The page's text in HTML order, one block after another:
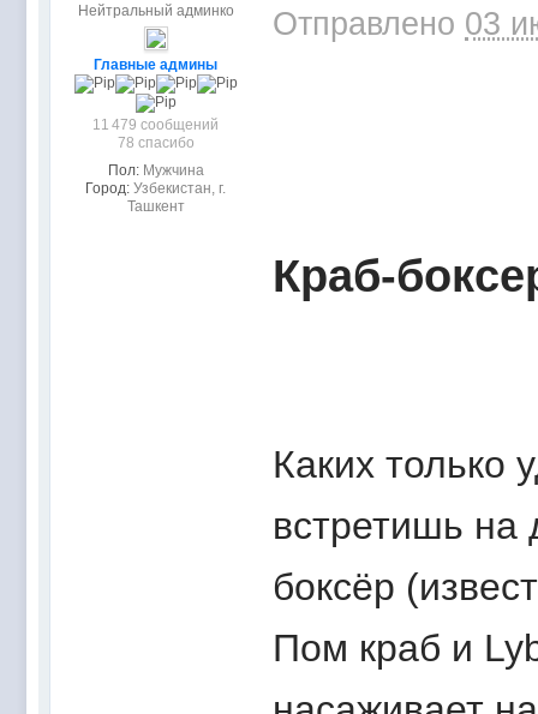
Нейтральный админко
Главные админы
11 479 сообщений
78 спасибо
Пол: Мужчина
Город: Узбекистан, г.
Ташкент
Отправлено 03
Краб-
Каких только
встретишь на
боксёр
Пом краб и